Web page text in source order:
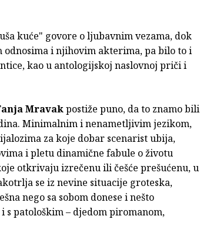
kuće" govore o ljubavnim vezama, dok
i njihovim akterima, pa bilo to i
kao u antologijskoj naslovnoj priči i
Mravakpostiže puno, da to znamo bili
Minimalnim i nenametljivim jezikom,
za koje dobar scenarist ubija,
i pletu dinamične fabule o životu
otkrivaju izrečenu ili češće prešućenu, u
se iz nevine situacije groteska,
nego sa sobom donese i nešto
patološkim – djedom piromanom,